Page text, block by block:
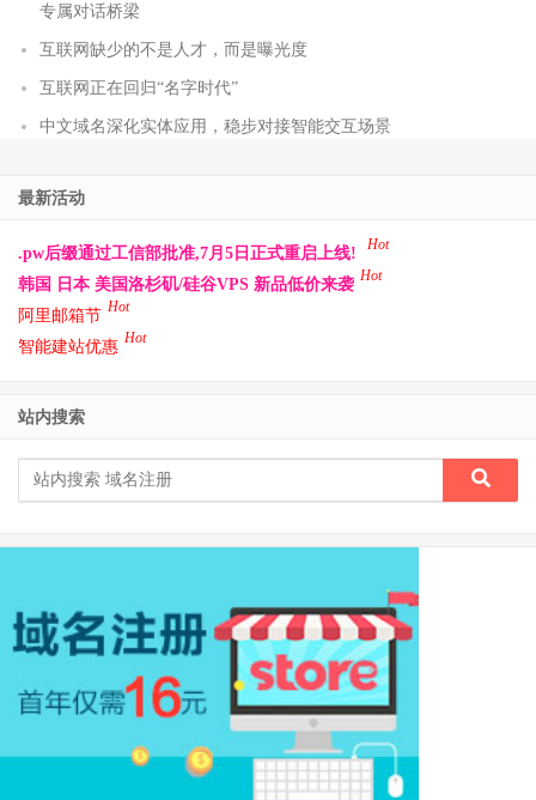
专属对话桥梁
互联网缺少的不是人才，而是曝光度
互联网正在回归“名字时代”
中文域名深化实体应用，稳步对接智能交互场景
最新活动
.pw后缀通过工信部批准,7月5日正式重启上线! Hot
韩国 日本 美国洛杉矶/硅谷VPS 新品低价来袭 Hot
阿里邮箱节 Hot
智能建站优惠 Hot
站内搜索